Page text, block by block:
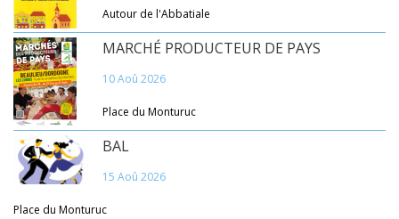
Autour de l'Abbatiale
MARCHÉ PRODUCTEUR DE PAYS
10 Aoû 2026
Place du Monturuc
BAL
15 Aoû 2026
Place du Monturuc